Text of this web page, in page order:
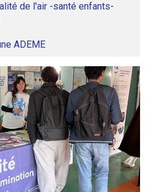
de l'air -santé enfants-
ADEME